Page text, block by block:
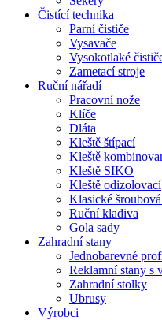
Čistící technika
Parní čističe
Vysavače
Vysokotlaké
Zametací stroje
Ruční nářadí
Pracovní nože
Klíče
Dláta
Kleště štípací
Kleště
Kleště SIKO
Kleště odizolovací
Klasické
Ruční kladiva
Gola sady
Zahradní stany
Jednobarevné
Reklamní stany s
Zahradní stolky
Ubrusy
Výrobci